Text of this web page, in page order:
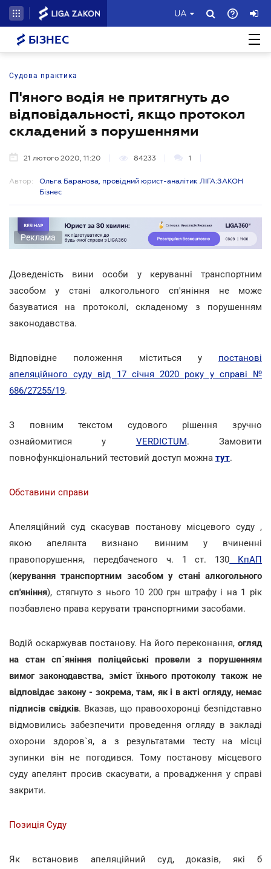
UA
БІЗНЕС
Судова практика
П'яного водія не притягнуть до
відповідальності, якщо протокол
складений з порушеннями
21 лютого 2020, 11:20 84233 1
Автор:
Ольга Баранова, провідний юрист-аналітик ЛІГА:ЗАКОН
Бізнес
Реклама
Доведеність вини особи у керуванні транспортним
засобом у стані алкогольного сп'яніння не може
базуватися на протоколі, складеному з порушенням
законодавства.
Відповідне положення міститься у постанові
апеляційного суду від 17 січня 2020 року у справі №
686/27255/19.
З повним текстом судового рішення зручно
ознайомитися у VERDICTUM. Замовити
повнофункціональний тестовий доступ можна тут.
Обставини справи
Апеляційний суд скасував постанову місцевого суду ,
якою апелянта визнано винним у вчиненні
правопорушення, передбаченого ч. 1 ст. 130 КпАП
(керування транспортним засобом у стані алкогольного
сп'яніння), стягнуто з нього 10 200 грн штрафу і на 1 рік
позбавлено права керувати транспортними засобами.
Водій оскаржував постанову. На його переконання, огляд
на стан сп`яніння поліцейські провели з порушенням
вимог законодавства, зміст їхнього протоколу також не
відповідає закону - зокрема, там, як і в акті огляду, немає
підписів свідків. Вказав, що правоохоронці безпідставно
відмовились забезпечити проведення огляду в закладі
охорони здоров`я, а з результатами тесту на місці
зупинки він не погодився. Тому постанову місцевого
суду апелянт просив скасувати, а провадження у справі
закрити.
Позиція Суду
Як встановив апеляційний суд, доказів, які б